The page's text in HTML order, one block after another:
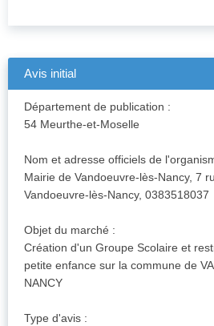
Avis initial
Département de publication :
54 Meurthe-et-Moselle
Nom et adresse officiels de
Mairie de Vandoeuvre-lès-Nancy, 7
Vandoeuvre-lès-Nancy, 0383518037
Objet du marché :
Création d'un Groupe Scolaire et
petite enfance sur la commune de
NANCY
Type d'avis :